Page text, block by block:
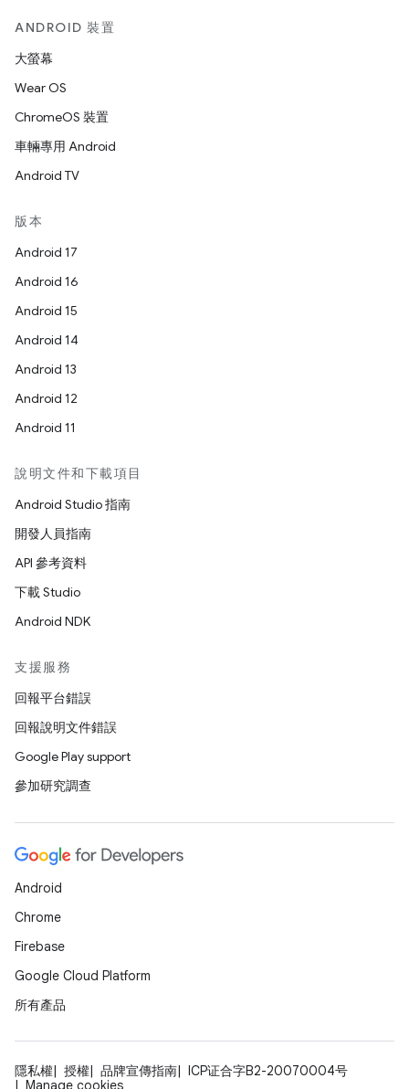
ANDROID 裝置
大螢幕
Wear OS
ChromeOS 裝置
車輛專用 Android
Android TV
版本
Android 17
Android 16
Android 15
Android 14
Android 13
Android 12
Android 11
說明文件和下載項目
Android Studio 指南
開發人員指南
API 參考資料
下載 Studio
Android NDK
支援服務
回報平台錯誤
回報說明文件錯誤
Google Play support
參加研究調查
Android
Chrome
Firebase
Google Cloud Platform
所有產品
隱私權 授權 品牌宣傳指南
ICP证合字B2-20070004号
Manage cookies